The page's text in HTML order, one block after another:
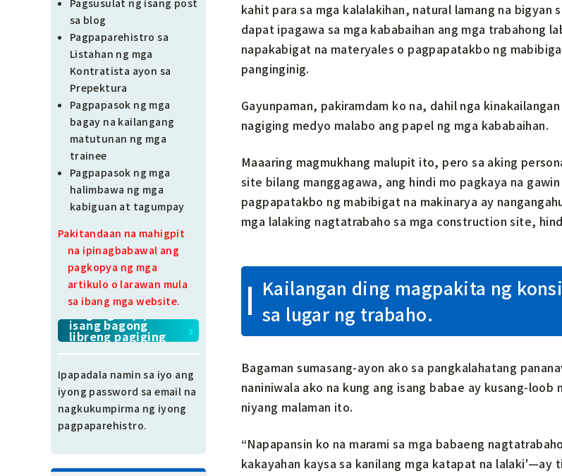
kahit para sa mga kalalakihan, natural lamang na bigyan
dapat ipagawa sa mga kababaihan ang mga trabahong
napakabigat na materyales o pagpapatakbo ng
panginginig.
Gayunpaman, pakiramdam ko na, dahil nga
nagiging medyo malabo ang papel ng mga kababaihan.
Maaaring magmukhang malupit ito, pero sa aking
site bilang manggagawa, ang hindi mo pagkaya na
pagpapatakbo ng mabibigat na makinarya ay
mga lalaking nagtatrabaho sa mga construction site,
Kailangan ding magpakita ng
sa lugar ng trabaho.
Bagaman sumasang-ayon ako sa pangkalahatang
naniniwala ako na kung ang isang babae ay kusang-
niyang malaman ito.
“Napapansin ko na marami sa mga babaeng
kakayahan kaysa sa kanilang mga katapat na lalaki'—ay
Pagsusulat ng isang post
sa blog
Pagpaparehistro sa
Listahan ng mga
Kontratista ayon sa
Prepektura
Pagpapasok ng mga
bagay na kailangang
matutunan ng mga
trainee
Pagpapasok ng mga
halimbawa ng mga
kabiguan at tagumpay
Pakitandaan na mahigpit
na ipinagbabawal ang
pagkopya ng mga
artikulo o larawan mula
sa ibang mga website.
isang bagong
libreng pagiging
miyembro.
Ipapadala namin sa iyo ang
iyong password sa email na
nagkukumpirma ng iyong
pagpaparehistro.